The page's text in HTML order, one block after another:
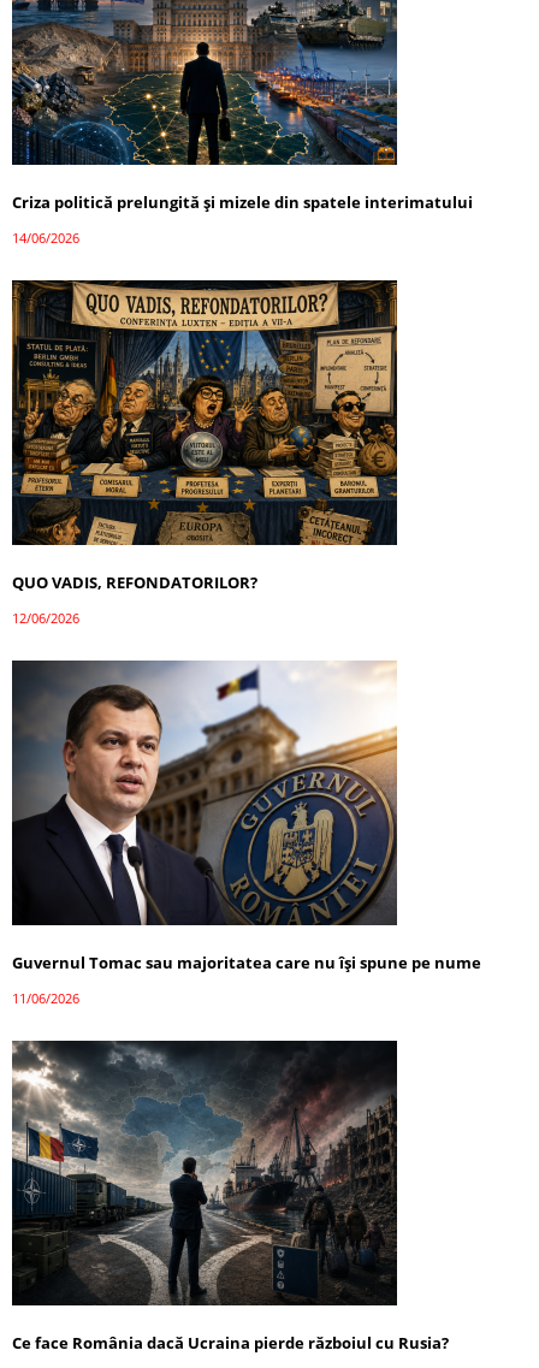
Criza politică prelungită și mizele din spatele interimatului
14/06/2026
QUO VADIS, REFONDATORILOR?
12/06/2026
Guvernul Tomac sau majoritatea care nu își spune pe nume
11/06/2026
Ce face România dacă Ucraina pierde războiul cu Rusia?